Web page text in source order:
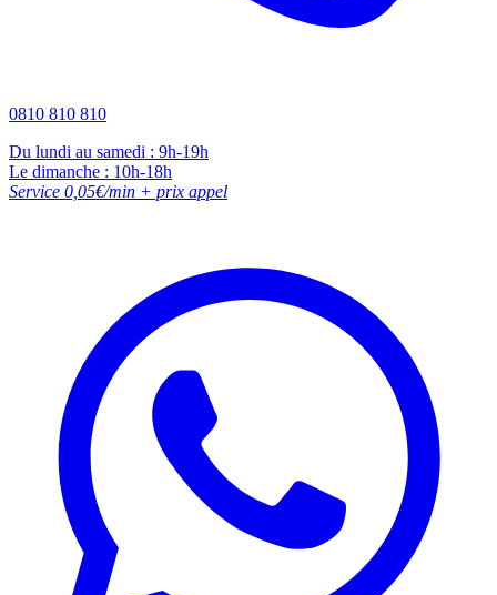
0810 810 810
Du lundi au samedi : 9h-19h
Le dimanche : 10h-18h
Service 0,05€/min + prix appel